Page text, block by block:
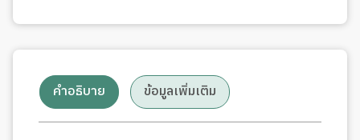
คำอธิบาย ข้อมูลเพิ่มเติม